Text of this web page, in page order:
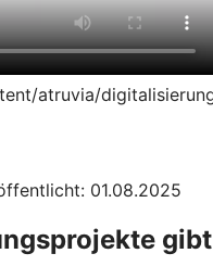
atruvia/
01.08.2025
gibt